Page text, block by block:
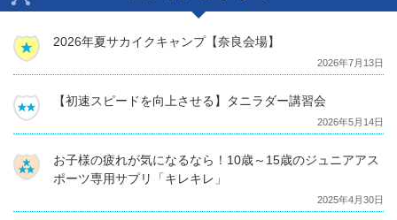
2026年夏サカイクキャンプ【奈良会場】
2026年7月13日
【初速スピードを向上させる】タニラダー講習会
2026年5月14日
お子様の疲れが気になるなら！10歳～15歳のジュニアアス
ポーツ専用サプリ「キレキレ」
2025年4月30日